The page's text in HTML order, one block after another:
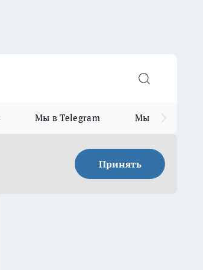
Мы в Telegram Мы в MAX
Принять